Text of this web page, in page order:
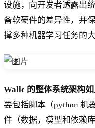
设施，向开发者透露出
备软硬件的差异性，并
撑多种机器学习任务的
Walle 的整体系统架构
要包括脚本（python 机
件（数据，模型和依赖